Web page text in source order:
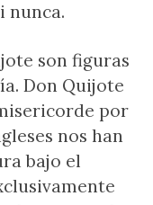
nunca.
son figuras
Don Quijote
por
nos han
bajo el